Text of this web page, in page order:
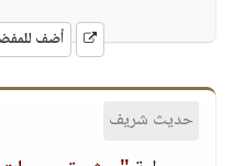
أضف
حديث شريف